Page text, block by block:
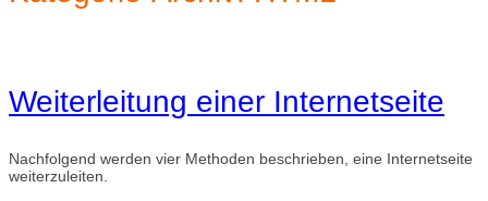
Weiterleitung einer Internetseite
Nachfolgend werden vier Methoden beschrieben, eine Internetseite
weiterzuleiten.